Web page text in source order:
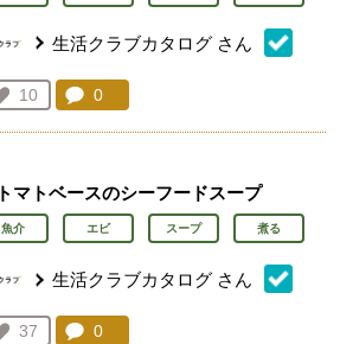
生活クラブカタログ さん
お気に入り登録：
10
人が登録
コメント：
0
トマトベースのシーフードスープ
魚介 エビ スープ 煮る
生活クラブカタログ さん
お気に入り登録：
37
コメント：
0